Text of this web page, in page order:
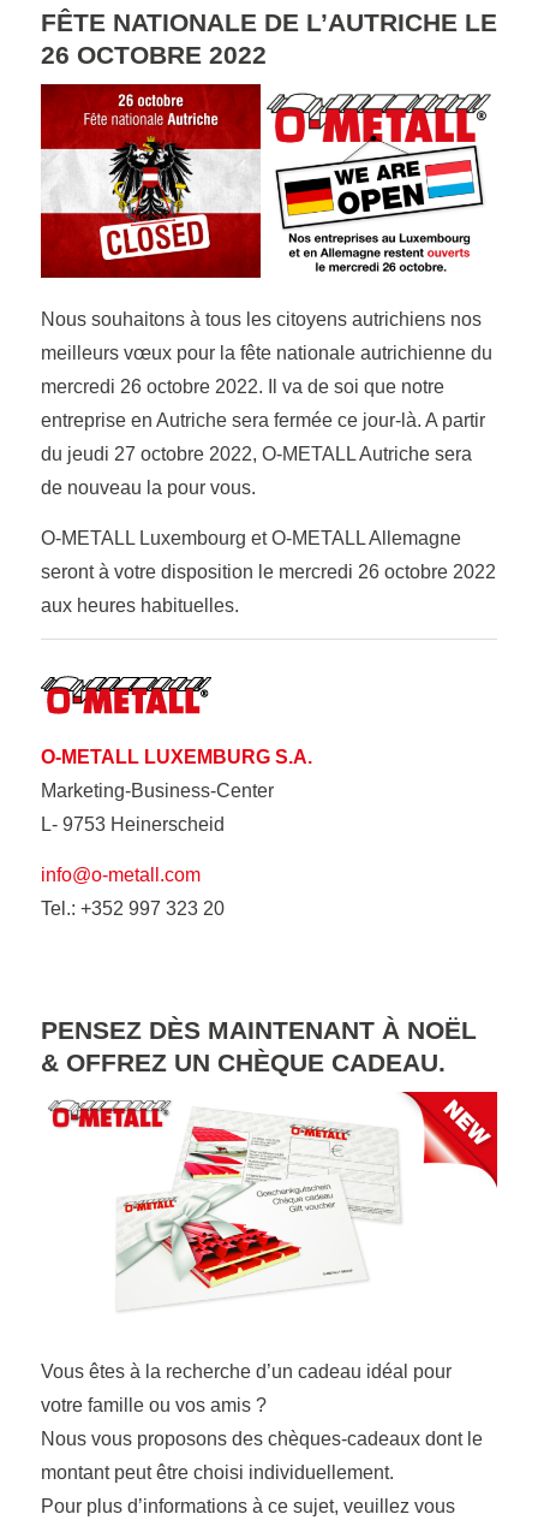
FÊTE NATIONALE DE L’AUTRICHE LE
26 OCTOBRE 2022
Nous souhaitons à tous les citoyens autrichiens nos
meilleurs vœux pour la fête nationale autrichienne du
mercredi 26 octobre 2022. Il va de soi que notre
entreprise en Autriche sera fermée ce jour-là. A partir
du jeudi 27 octobre 2022, O-METALL Autriche sera
de nouveau la pour vous.
O-METALL Luxembourg et O-METALL Allemagne
seront à votre disposition le mercredi 26 octobre 2022
aux heures habituelles.
O-METALL LUXEMBURG S.A.
Marketing-Business-Center
L- 9753 Heinerscheid
info@o-metall.com
Tel.: +352 997 323 20
PENSEZ DÈS MAINTENANT À NOËL
& OFFREZ UN CHÈQUE CADEAU.
Vous êtes à la recherche d’un cadeau idéal pour
votre famille ou vos amis ?
Nous vous proposons des chèques-cadeaux dont le
montant peut être choisi individuellement.
Pour plus d’informations à ce sujet, veuillez vous